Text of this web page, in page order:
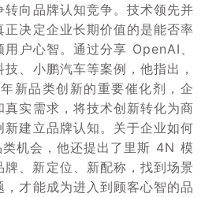
转向品牌认知竞争。技术领先并
正决定企业长期价值的是能否率
户心智。通过分享 OpenAI、
、小鹏汽车等案例，他指出，
新品类创新的重要催化剂，企
真实需求，将技术创新转化为商
新建立品牌认知。关于企业如何
机会，他还提出了里斯 4N 模
、新定位、新配称，找到场景
才能成为进入到顾客心智的品